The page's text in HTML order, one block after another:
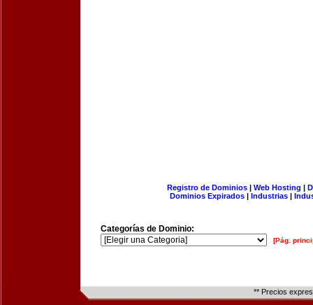
Registro de Dominios| Web Hosting |
Dominios Expirados | Industrias |
Categorías de Dominio:
[Pág.
** Precios